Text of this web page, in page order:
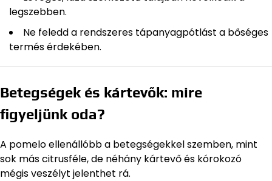
legszebben.
Ne feledd a rendszeres tápanyagpótlást a bőséges
termés érdekében.
Betegségek és kártevők: mire
figyeljünk oda?
A pomelo ellenállóbb a betegségekkel szemben, mint
sok más citrusféle, de néhány kártevő és kórokozó
mégis veszélyt jelenthet rá.